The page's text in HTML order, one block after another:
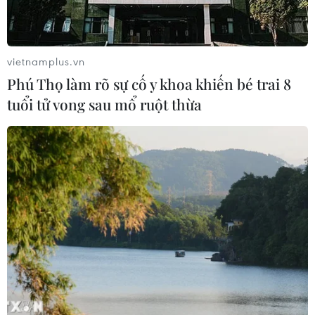
Xem thêm
CƠ QUAN CHỦ QUẢN: THÔNG TẤN XÃ VIỆT NAM
Tổng Biên tập: TRẦN TIẾN DUẨN
Phó Tổng Biên tập: NGUYỄN THỊ TÁM, KHÚC THANH
THỦY
Sở hữu trí tuệ
Quy định sử dụng
RSS
Ngôn ngữ
TTXVN
vietnamplus.vn
Phú Thọ làm rõ sự cố y khoa khiến bé trai 8
tuổi tử vong sau mổ ruột thừa